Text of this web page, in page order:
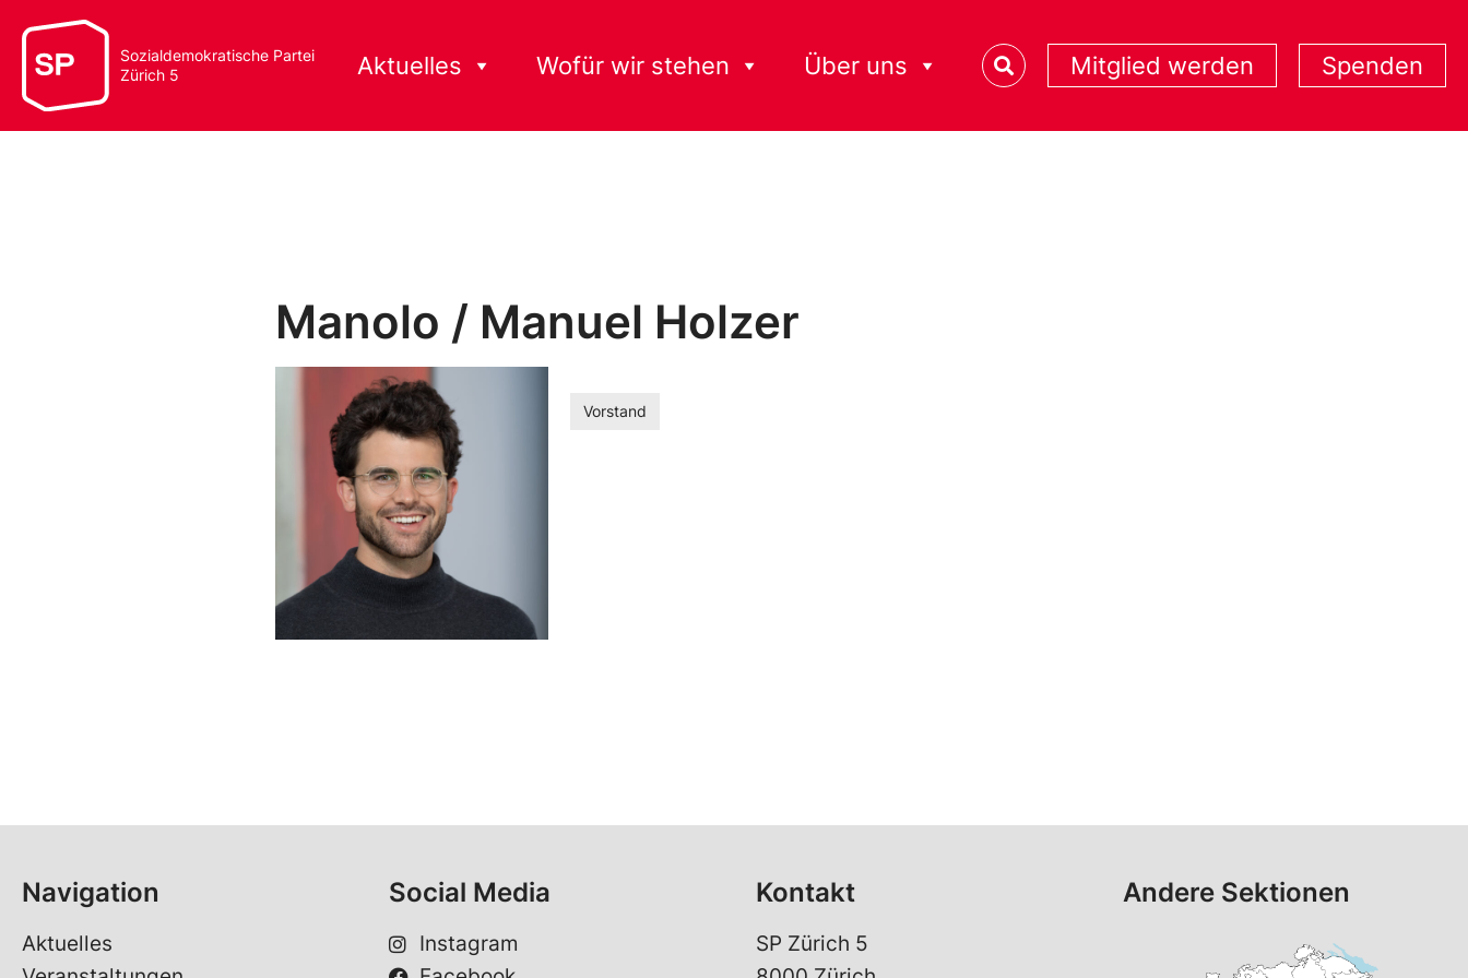
Sozialdemokratische Partei
Zürich 5
Aktuelles Wofür wir stehen Über uns Mitglied werden Spenden
Manolo / Manuel Holzer
Vorstand
Navigation
Aktuelles
Social Media
Instagram
Kontakt
SP Zürich 5
Andere Sektionen